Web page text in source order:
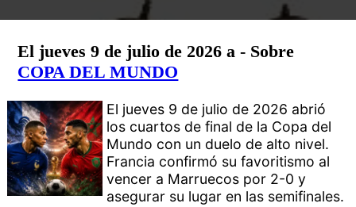
El jueves 9 de julio de 2026 a - Sobre
COPA DEL MUNDO
El jueves 9 de julio de 2026 abrió
los cuartos de final de la Copa del
Mundo con un duelo de alto nivel.
Francia confirmó su favoritismo al
vencer a Marruecos por 2-0 y
asegurar su lugar en las semifinales.